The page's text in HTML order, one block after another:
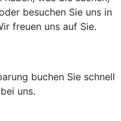
besuchen Sie uns in
freuen uns auf Sie.
buchen Sie schnell
uns.